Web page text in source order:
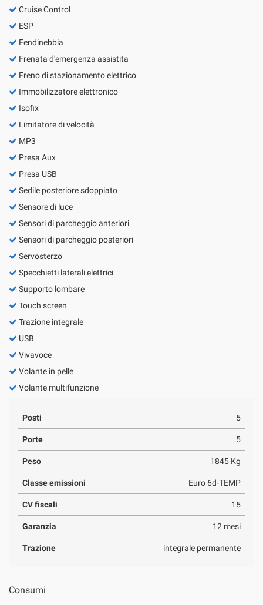
Cruise Control
ESP
Fendinebbia
Frenata d'emergenza assistita
Freno di stazionamento elettrico
Immobilizzatore elettronico
Isofix
Limitatore di velocità
MP3
Presa Aux
Presa USB
Sedile posteriore sdoppiato
Sensore di luce
Sensori di parcheggio anteriori
Sensori di parcheggio posteriori
Servosterzo
Specchietti laterali elettrici
Supporto lombare
Touch screen
Trazione integrale
USB
Vivavoce
Volante in pelle
Volante multifunzione
Posti 5
Porte 5
Peso 1845 Kg
Classe emissioni Euro 6d-TEMP
CV fiscali 15
Garanzia 12 mesi
Trazione integrale permanente
Consumi